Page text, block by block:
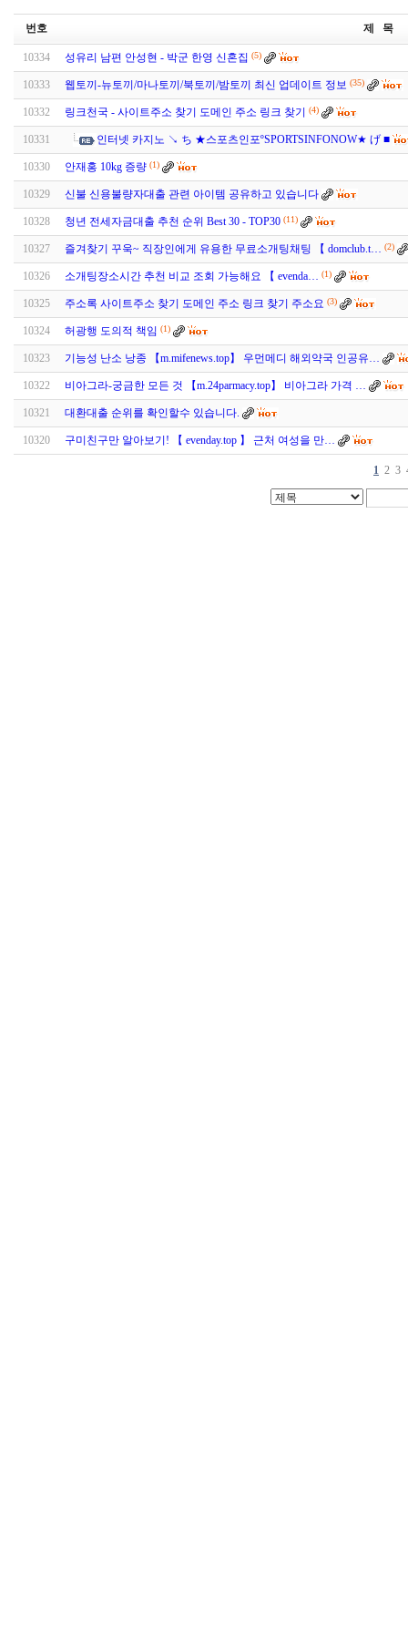
번호 제 목
10334 성유리 남편 안성현 - 박군 한영 신혼집 (5)
10333 웹토끼-뉴토끼/마나토끼/북토끼/밤토끼 최신 업데이트 정보 (35)
10332 링크천국 - 사이트주소 찾기 도메인 주소 링크 찾기 (4)
10331 인터넷 카지노 ↘ ち ★스포츠인포ºSPORTSINFONOW★ げ ■
10330 안재홍 10kg 증량 (1)
10329 신불 신용불량자대출 관련 아이템 공유하고 있습니다
10328 청년 전세자금대출 추천 순위 Best 30 - TOP30 (11)
10327 즐겨찾기 꾸욱~ 직장인에게 유용한 무료소개팅채팅 【 domclub.t… (2)
10326 소­개­팅­장­소­시­간 추천 비교 조회 가능해요 【 evenda… (1)
10325 주소록 사이트주소 찾기 도메인 주소 링크 찾기 주소요 (3)
10324 허광행 도의적 책임 (1)
10323 기능성 난소 낭종 【m.mifenews.top】 우먼메디 해외약국 인공유…
10322 비아그라-궁금한 모든 것 【m.24parmacy.top】 비아그라 가격 …
10321 대환대출 순위를 확인할수 있습니다.
10320 구­미­친­구만 알아보기! 【 evenday.top 】 근처 여성을 만…
1 2 3